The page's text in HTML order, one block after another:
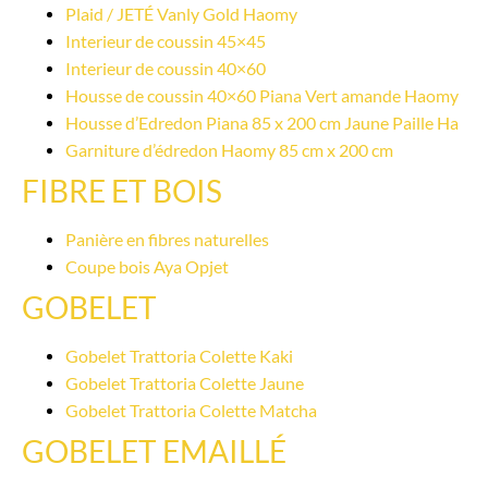
Plaid / JETÉ Vanly Gold Haomy
Interieur de coussin 45×45
Interieur de coussin 40×60
Housse de coussin 40×60 Piana Vert amande Haomy
Housse d’Edredon Piana 85 x 200 cm Jaune Paille Ha
Garniture d’édredon Haomy 85 cm x 200 cm
FIBRE ET BOIS
Panière en fibres naturelles
Coupe bois Aya Opjet
GOBELET
Gobelet Trattoria Colette Kaki
Gobelet Trattoria Colette Jaune
Gobelet Trattoria Colette Matcha
GOBELET EMAILLÉ